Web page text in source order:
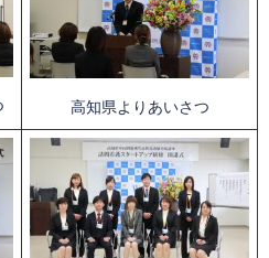
高知県よりあいさつ